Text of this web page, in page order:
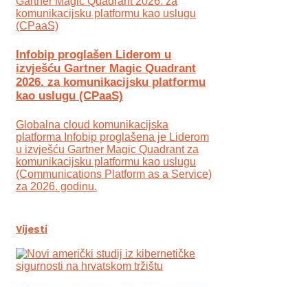
Infobip proglašen Liderom u
izvješću Gartner Magic Quadrant
2026. za komunikacijsku platformu
kao uslugu (CPaaS)
Globalna cloud komunikacijska
platforma Infobip proglašena je Liderom
u izvješću Gartner Magic Quadrant za
komunikacijsku platformu kao uslugu
(Communications Platform as a Service)
za 2026. godinu.
Vijesti